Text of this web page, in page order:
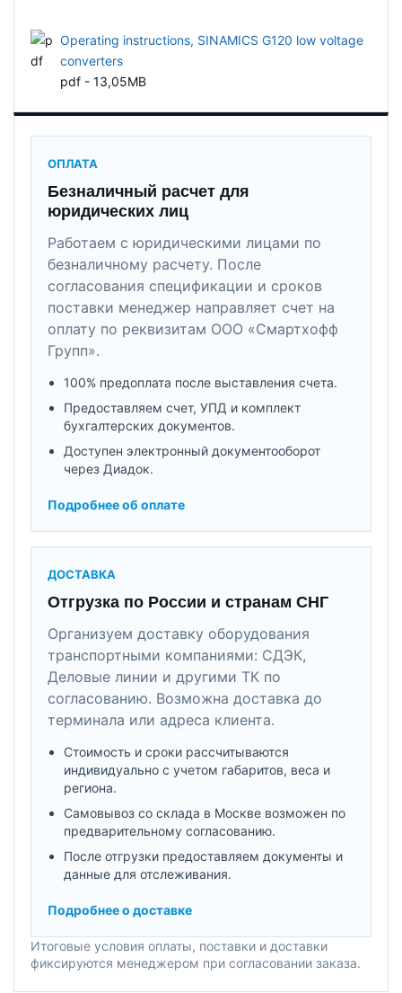
Operating instructions, SINAMICS G120 low voltage
converters
pdf - 13,05MB
ОПЛАТА
Безналичный расчет для
юридических лиц
Работаем с юридическими лицами по
безналичному расчету. После
согласования спецификации и сроков
поставки менеджер направляет счет на
оплату по реквизитам ООО «Смартхофф
Групп».
100% предоплата после выставления счета.
Предоставляем счет, УПД и комплект
бухгалтерских документов.
Доступен электронный документооборот
через Диадок.
Подробнее об оплате
ДОСТАВКА
Отгрузка по России и странам СНГ
Организуем доставку оборудования
транспортными компаниями: СДЭК,
Деловые линии и другими ТК по
согласованию. Возможна доставка до
терминала или адреса клиента.
Стоимость и сроки рассчитываются
индивидуально с учетом габаритов, веса и
региона.
Самовывоз со склада в Москве возможен по
предварительному согласованию.
После отгрузки предоставляем документы и
данные для отслеживания.
Подробнее о доставке
Итоговые условия оплаты, поставки и доставки
фиксируются менеджером при согласовании заказа.